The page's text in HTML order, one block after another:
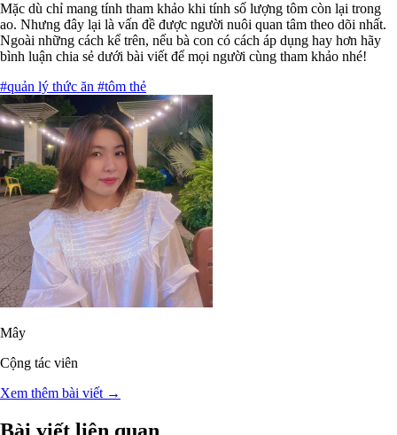
Mặc dù chỉ mang tính tham khảo khi tính số lượng tôm còn lại trong
ao. Nhưng đây lại là vấn đề được người nuôi quan tâm theo dõi nhất.
Ngoài những cách kể trên, nếu bà con có cách áp dụng hay hơn hãy
bình luận chia sẻ dưới bài viết để mọi người cùng tham khảo nhé!
#quản lý thức ăn #tôm thẻ
Mây
Cộng tác viên
Xem thêm bài viết →